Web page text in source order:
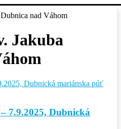
nad Váhom
Jakuba
7.9.2025, Dubnická